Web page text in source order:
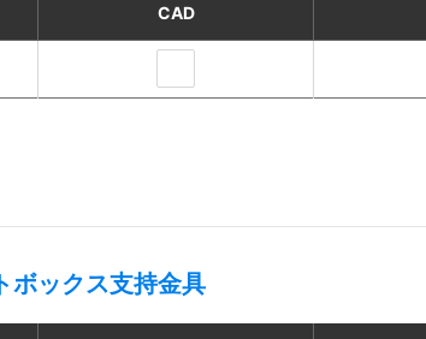
CAD
ボックス支持金具